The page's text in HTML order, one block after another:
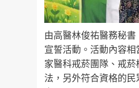
由高醫林俊祐醫務秘
宣誓活動。活動內容
家醫科戒菸團隊、戒
法，另外符合資格的